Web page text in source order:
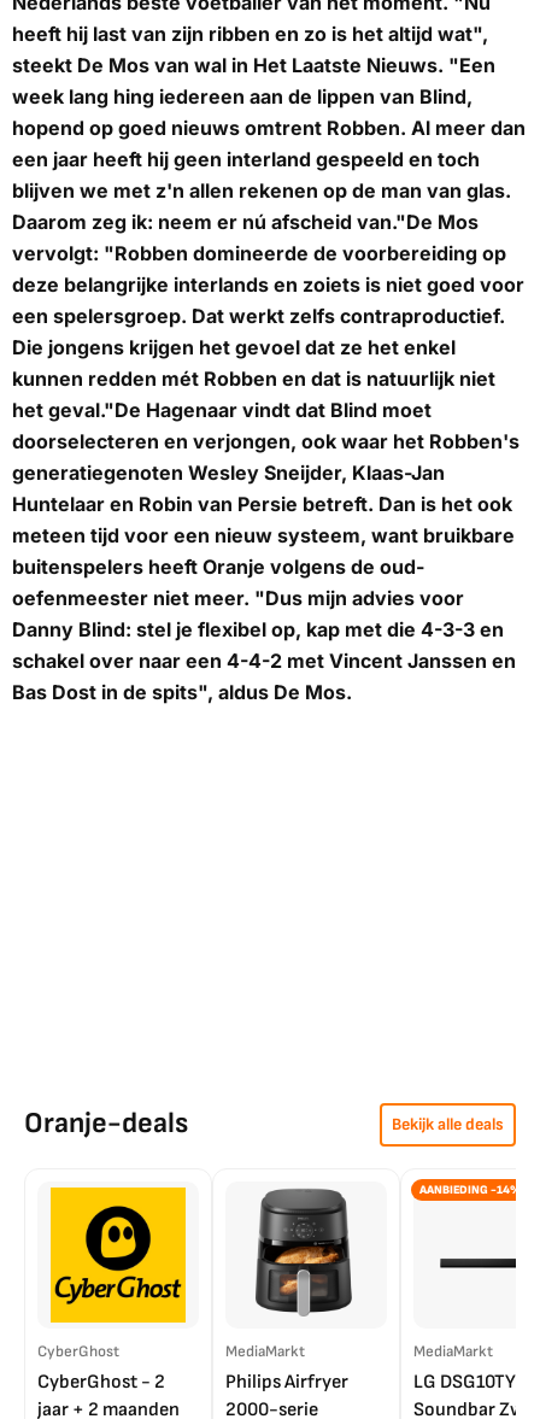
heeft hij last van zijn ribben en zo is het altijd wat",
steekt De Mos van wal in Het Laatste Nieuws. "Een
week lang hing iedereen aan de lippen van Blind,
hopend op goed nieuws omtrent Robben. Al meer dan
een jaar heeft hij geen interland gespeeld en toch
blijven we met z'n allen rekenen op de man van glas.
Daarom zeg ik: neem er nú afscheid van."De Mos
vervolgt: "Robben domineerde de voorbereiding op
deze belangrijke interlands en zoiets is niet goed voor
een spelersgroep. Dat werkt zelfs contraproductief.
Die jongens krijgen het gevoel dat ze het enkel
kunnen redden mét Robben en dat is natuurlijk niet
het geval."De Hagenaar vindt dat Blind moet
doorselecteren en verjongen, ook waar het Robben's
generatiegenoten Wesley Sneijder, Klaas-Jan
Huntelaar en Robin van Persie betreft. Dan is het ook
meteen tijd voor een nieuw systeem, want bruikbare
buitenspelers heeft Oranje volgens de oud-
oefenmeester niet meer. "Dus mijn advies voor
Danny Blind: stel je flexibel op, kap met die 4-3-3 en
schakel over naar een 4-4-2 met Vincent Janssen en
Bas Dost in de spits", aldus De Mos.
Oranje-deals Bekijk alle deals
CyberGhost
CyberGhost - 2
jaar + 2 maanden
MediaMarkt
Philips Airfryer
2000-serie
AANBIEDING -14%
MediaMarkt
LG DSG10TY
Soundbar